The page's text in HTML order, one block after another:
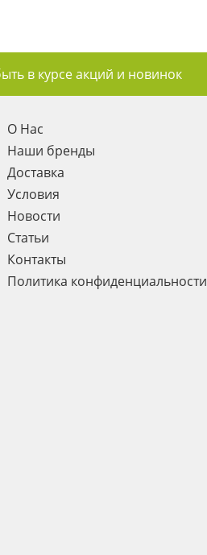
в курсе акций и новинок
О Нас
Наши бренды
Доставка
Условия
Новости
Статьи
Контакты
Политика конфиденциальности